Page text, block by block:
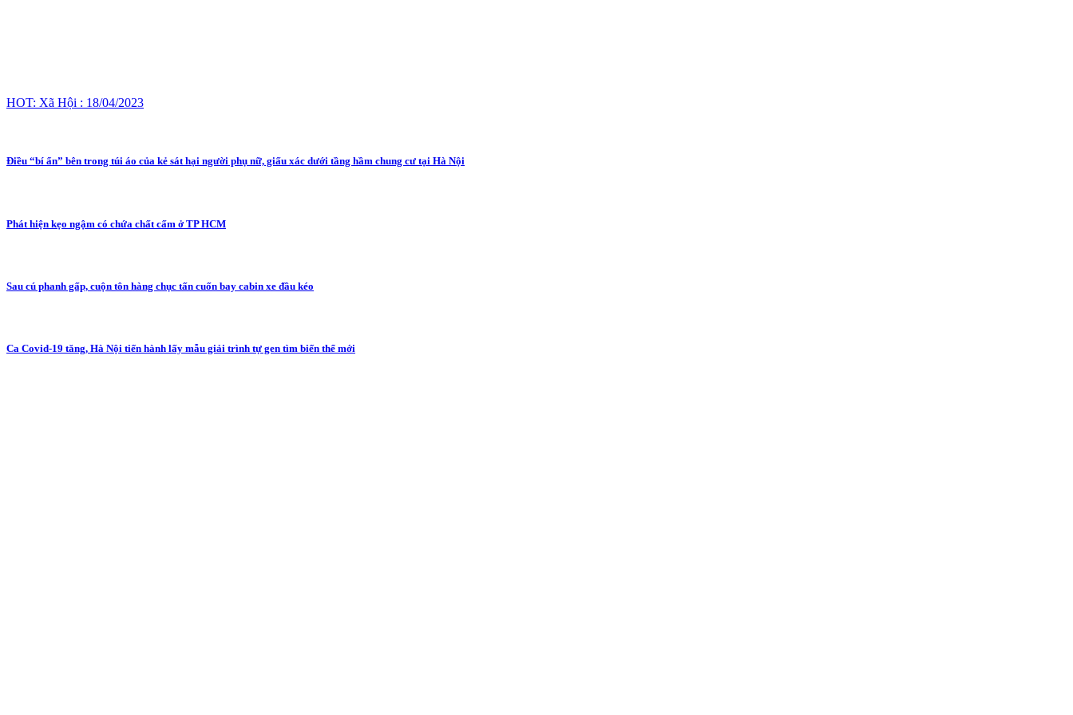
HOT: Xã Hội : 18/04/2023
Điều “bí ẩn” bên trong túi áo của kẻ sát hại người phụ nữ, giấu xác dưới tầng hầm chung cư tại Hà Nội
Phát hiện kẹo ngậm có chứa chất cấm ở TP HCM
Sau cú phanh gấp, cuộn tôn hàng chục tấn cuốn bay cabin xe đầu kéo
Ca Covid-19 tăng, Hà Nội tiến hành lấy mẫu giải trình tự gen tìm biến thể mới